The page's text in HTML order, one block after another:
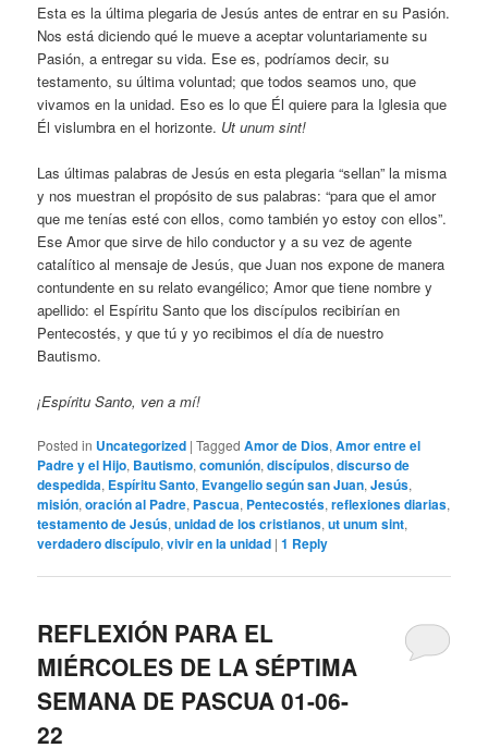
Esta es la última plegaria de Jesús antes de entrar en su Pasión.
Nos está diciendo qué le mueve a aceptar voluntariamente su
Pasión, a entregar su vida. Ese es, podríamos decir, su
testamento, su última voluntad; que todos seamos uno, que
vivamos en la unidad. Eso es lo que Él quiere para la Iglesia que
Él vislumbra en el horizonte. Ut unum sint!
Las últimas palabras de Jesús en esta plegaria “sellan” la misma
y nos muestran el propósito de sus palabras: “para que el amor
que me tenías esté con ellos, como también yo estoy con ellos”.
Ese Amor que sirve de hilo conductor y a su vez de agente
catalítico al mensaje de Jesús, que Juan nos expone de manera
contundente en su relato evangélico; Amor que tiene nombre y
apellido: el Espíritu Santo que los discípulos recibirían en
Pentecostés, y que tú y yo recibimos el día de nuestro
Bautismo.
¡Espíritu Santo, ven a mí!
Posted in Uncategorized |Tagged Amor de Dios,Amor entre el
Padre y el Hijo, Bautismo,comunión,discípulos,discurso de
despedida, Espíritu Santo, Evangelio según san Juan,Jesús,
misión,oración al Padre, Pascua, Pentecostés,reflexiones diarias,
testamento de Jesús,unidad de los cristianos,ut unum sint,
verdadero discípulo,vivir en la unidad |1 Reply
REFLEXIÓN PARA EL
MIÉRCOLES DE LA SÉPTIMA
SEMANA DE PASCUA 01-06-
22